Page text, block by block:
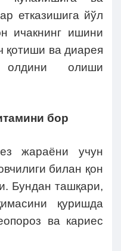
етказишига йўл
ичакнинг ишини
қотиши ва диарея
олдини олиши
бор
жараёни учун
билан қон
Бундан ташқари,
қуришда
ва кариес